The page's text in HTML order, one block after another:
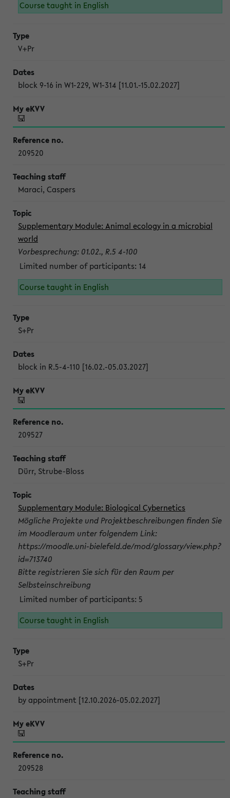
Course taught in English
V+Pr
block 9-16 in W1-229, W1-314 [11.01.-15.02.2027]
209520
Maraci, Caspers
Supplementary Module: Animal ecology in a microbial
world
Vorbesprechung: 01.02., R.5 4-100
Limited number of participants: 14
Course taught in English
S+Pr
block in R.5-4-110 [16.02.-05.03.2027]
209527
Dürr, Strube-Bloss
Supplementary Module: Biological Cybernetics
Mögliche Projekte und Projektbeschreibungen finden Sie
im Moodleraum unter folgendem Link:
https://moodle.uni-bielefeld.de/mod/glossary/view.php?
id=713740
Bitte registrieren Sie sich für den Raum per
Selbsteinschreibung
Limited number of participants: 5
Course taught in English
S+Pr
by appointment [12.10.2026-05.02.2027]
209528